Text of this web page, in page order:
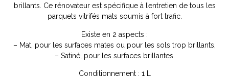
brillants. Ce rénovateur est spécifique à l’entretien de tous les
parquets vitrifés mats soumis à fort trafic.
Existe en 2 aspects :
– Mat, pour les surfaces mates ou pour les sols trop brillants,
– Satiné, pour les surfaces brillantes.
Conditionnement : 1 L